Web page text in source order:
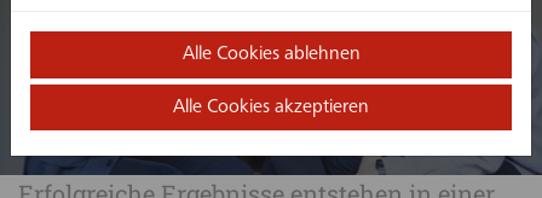
Unternehmenskultur
Alle Cookies ablehnen
Alle Cookies akzeptieren